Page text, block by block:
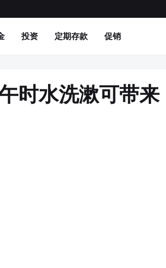
投资 定期存款 促销
时水洗漱可带来